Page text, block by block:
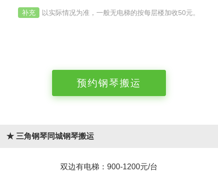
补充 以实际情况为准，一般无电梯的按每层楼加收50元。
预约钢琴搬运
★ 三角钢琴同城钢琴搬运
双边有电梯：900-1200元/台